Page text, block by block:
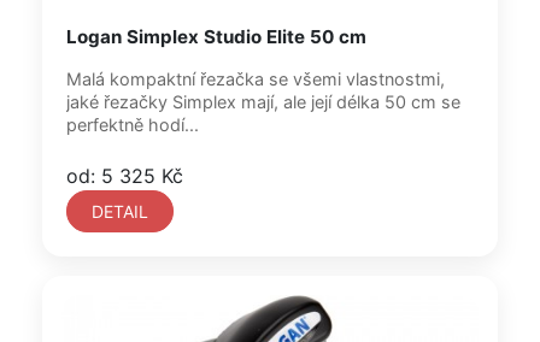
Logan Simplex Studio Elite 50 cm
Malá kompaktní řezačka se všemi vlastnostmi,
jaké řezačky Simplex mají, ale její délka 50 cm se
perfektně hodí...
od: 5 325 Kč
DETAIL